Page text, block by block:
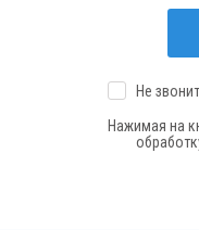
Не
Нажимая на